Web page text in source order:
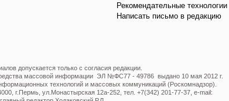
Рекомендательные технологии
Написать письмо в редакцию
допускается только с согласия редакции.
массовой информации ЭЛ №ФС77 - 49786 выдано 10 мая 2012 г.
технологий и массовых коммуникаций (Роскомнадзор).
г.Пермь, ул.Монастырская 12а-252, тел. +7(342) 201-77-37, e-mail: